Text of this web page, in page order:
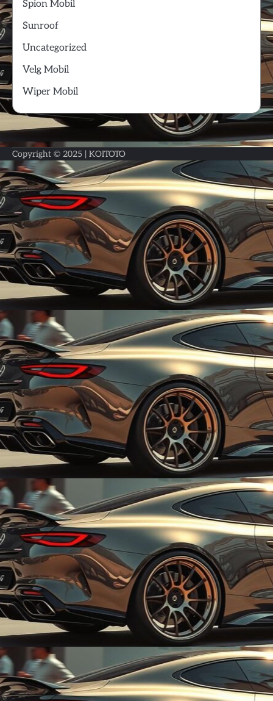
Spion Mobil
Sunroof
Uncategorized
Velg Mobil
Wiper Mobil
Copyright © 2025 | KOITOTO